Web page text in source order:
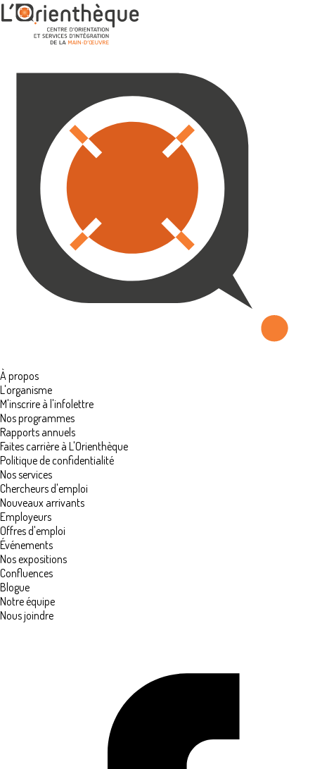
À propos
L'organisme
M'inscrire à l'infolettre
Nos programmes
Rapports annuels
Faites carrière à L'Orienthèque
Politique de confidentialité
Nos services
Chercheurs d'emploi
Nouveaux arrivants
Employeurs
Offres d'emploi
Événements
Nos expositions
Confluences
Blogue
Notre équipe
Nous joindre